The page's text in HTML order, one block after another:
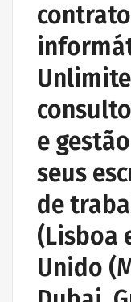
e
seus
de
(Lisboa
Unido